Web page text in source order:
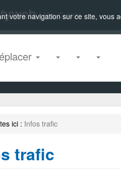
votre navigation sur ce site, vous
MapCentric
ici : Infos trafic
trafic